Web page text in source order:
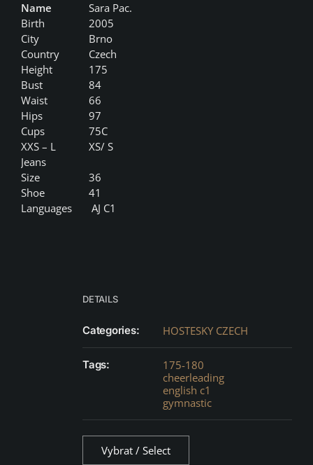
Name
Sara Pac.
Birth
2005
City
Brno
Country
Czech
Height
175
Bust
84
Waist
66
Hips
97
Cups
75C
XXS – L
XS/ S
Jeans
Size
36
Shoe
41
Languages
AJ C1
DETAILS
Categories: HOSTESKY CZECH
Tags:
175-180
cheerleading
english c1
gymnastic
Vybrat / Select